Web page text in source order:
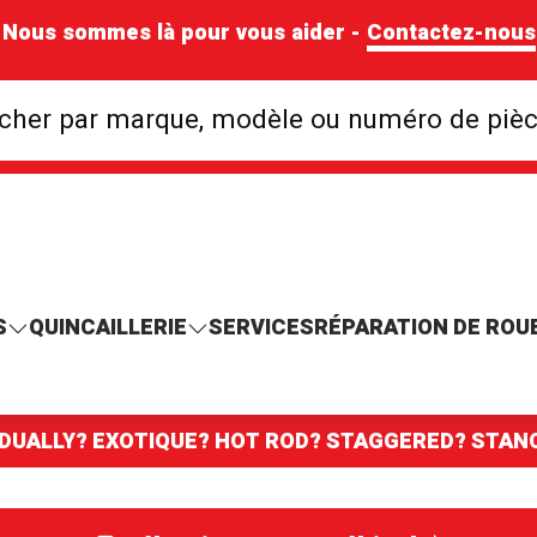
Nous sommes là pour vous aider - Contactez-nous
par marque, modèle ou numéro de
Rechercher par
QUINCAILLERIE SERVICESRÉPARATION DE
EXOTIQUE? HOT ROD? STAGGERED?